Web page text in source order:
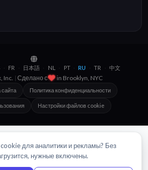
· FR · 日本語 · NL · PT · RU · TR · 中文
Inc. | Сделано с in Brooklyn, NYC
сайта Политика конфиденциальности
Настройки файлов cookie
для аналитики и рекламы? Без
нужные включены.